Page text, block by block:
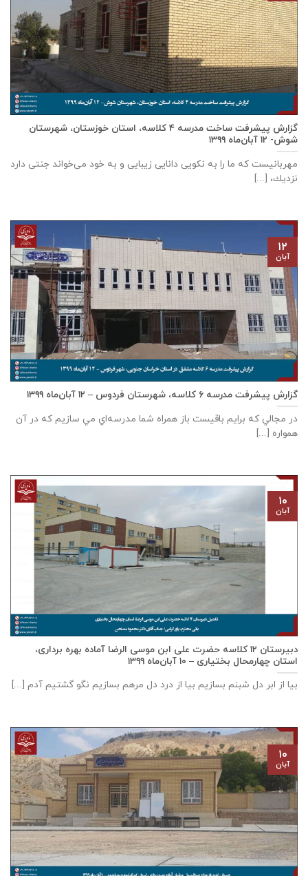
گزارش پیشرفت ساخت مدرسه ٤ كلاسه، استان خوزستان، شهرستان
شوش- ۱۲ آبان‌ماه ۱۳۹۹
مهربانيست كه ما را به نكويی دانايی زيبايی و به خود می‌خواند جنتی دارد
نزديك، [...]
گزارش پیشرفت مدرسه ٦ كلاسه، شهرستان فردوس – ۱۲ آبان‌ماه ۱۳۹۹
در مجالي که برايم باقيست باز همراه شما مدرسه‌اي مي سازيم که در آن
همواره [...]
۱۲
آبان
دبيرستان ١٢ كلاسه حضرت علی ابن موسی الرضا آماده بهره برداری،
استان چهارمحال بختياری – ۱۰ آبان‌ماه ۱۳۹۹
بیا از ابر دل شبنم بسازیم بیا از درد دل مرهم بسازیم نگو گشتیم آدم [...]
۱۰
آبان
۱۰
آبان